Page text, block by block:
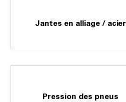
Jantes en alliage / acier
Pression des pneus